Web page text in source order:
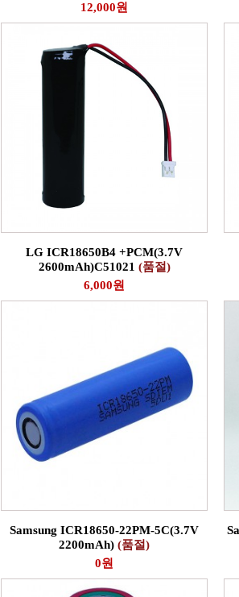
12,000원
LG ICR18650B4 +PCM(3.7V
2600mAh)C51021 (품절)
6,000원
Samsung ICR18650-22PM-5C(3.7V
2200mAh) (품절)
0원